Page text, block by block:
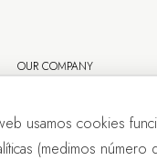
OUR COMPANY
usamos cookies
(medimos número